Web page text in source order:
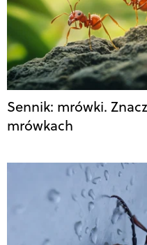
Sennik: mrówki.
mrówkach